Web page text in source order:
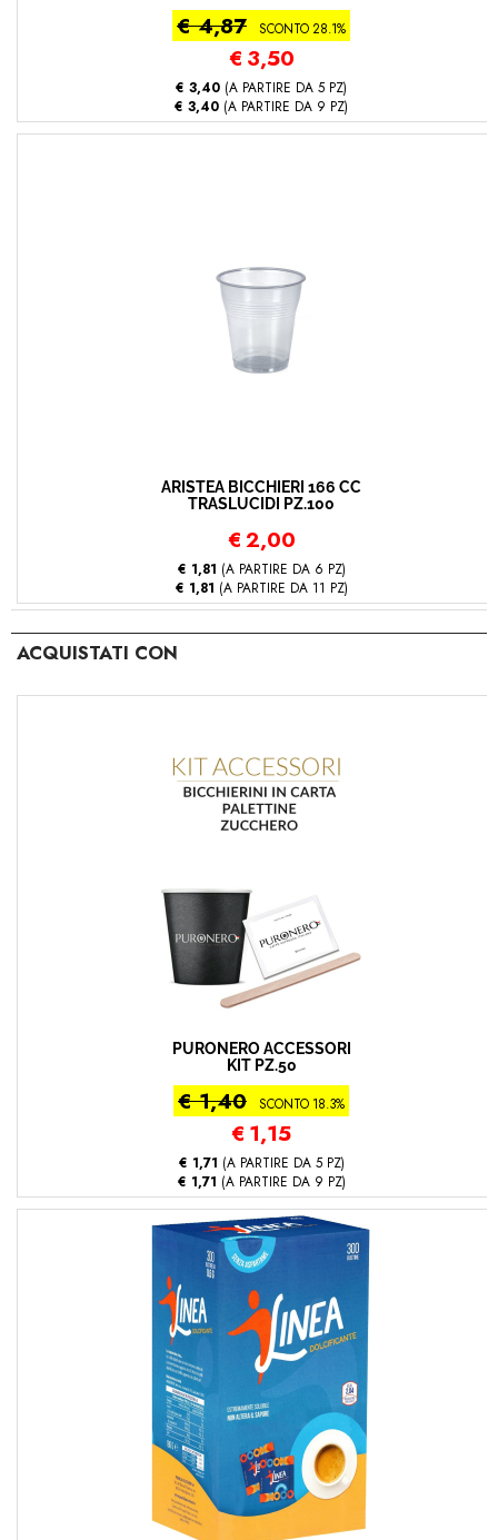
€ 4,87 SCONTO 28.1%
€ 3,50
€ 3,40 (A PARTIRE DA 5 PZ)
€ 3,40 (A PARTIRE DA 9 PZ)
ARISTEA BICCHIERI 166 CC
TRASLUCIDI PZ.100
€2,00
€ 1,81 (A PARTIRE DA 6 PZ)
€ 1,81 (A PARTIRE DA 11 PZ)
ACQUISTATI CON
PURONERO ACCESSORI
KIT PZ.50
€ 1,40 SCONTO 18.3%
€ 1,15
€ 1,71 (A PARTIRE DA 5 PZ)
€ 1,71 (A PARTIRE DA 9 PZ)